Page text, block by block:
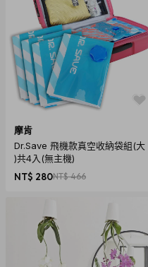
摩肯
Dr.Save 飛機款真空收納袋組(大
)共4入(無主機)
NT$ 280NT$ 466